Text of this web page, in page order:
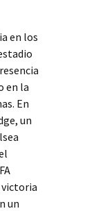
en los
en la
En
un
victoria
un